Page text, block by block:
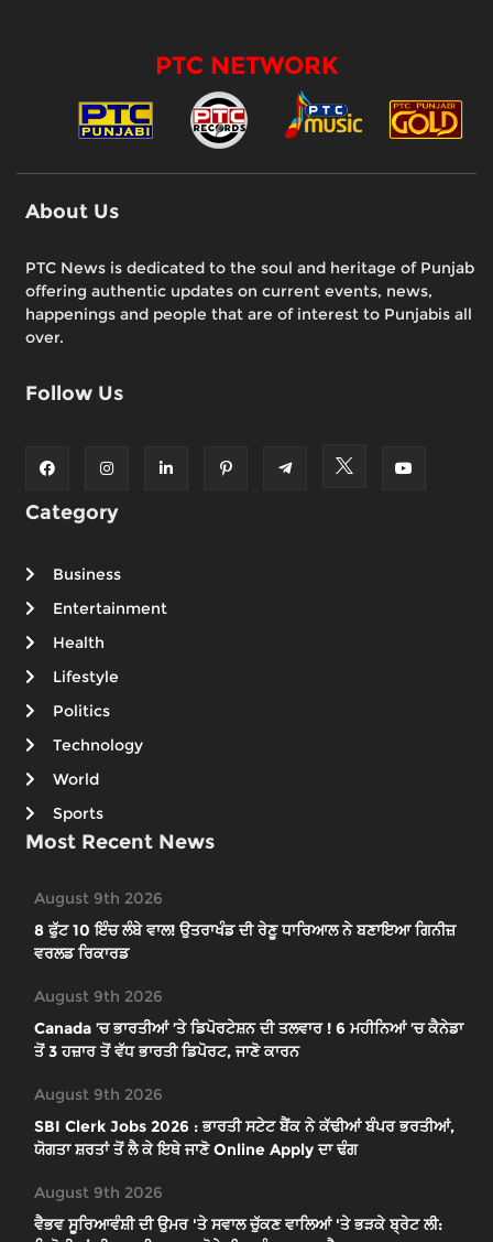
PTC NETWORK
About Us
PTC News is dedicated to the soul and heritage of Punjab
offering authentic updates on current events, news,
happenings and people that are of interest to Punjabis all
over.
Follow Us
Category
Business
Entertainment
Health
Lifestyle
Politics
Technology
World
Sports
Most Recent News
August 9th 2026
8 ਫੁੱਟ 10 ਇੰਚ ਲੰਬੇ ਵਾਲ! ਉਤਰਾਖੰਡ ਦੀ ਰੇਣੂ ਧਾਰਿਆਲ ਨੇ ਬਣਾਇਆ ਗਿਨੀਜ਼
ਵਰਲਡ ਰਿਕਾਰਡ
August 9th 2026
Canada ’ਚ ਭਾਰਤੀਆਂ ’ਤੇ ਡਿਪੋਰਟੇਸ਼ਨ ਦੀ ਤਲਵਾਰ ! 6 ਮਹੀਨਿਆਂ ’ਚ ਕੈਨੇਡਾ
ਤੋਂ 3 ਹਜ਼ਾਰ ਤੋਂ ਵੱਧ ਭਾਰਤੀ ਡਿਪੋਰਟ, ਜਾਣੋ ਕਾਰਨ
August 9th 2026
SBI Clerk Jobs 2026 : ਭਾਰਤੀ ਸਟੇਟ ਬੈਂਕ ਨੇ ਕੱਢੀਆਂ ਬੰਪਰ ਭਰਤੀਆਂ,
ਯੋਗਤਾ ਸ਼ਰਤਾਂ ਤੋਂ ਲੈ ਕੇ ਇਥੇ ਜਾਣੋ Online Apply ਦਾ ਢੰਗ
August 9th 2026
ਵੈਭਵ ਸੂਰਿਆਵੰਸ਼ੀ ਦੀ ਉਮਰ 'ਤੇ ਸਵਾਲ ਚੁੱਕਣ ਵਾਲਿਆਂ 'ਤੇ ਭੜਕੇ ਬ੍ਰੇਟ ਲੀ: